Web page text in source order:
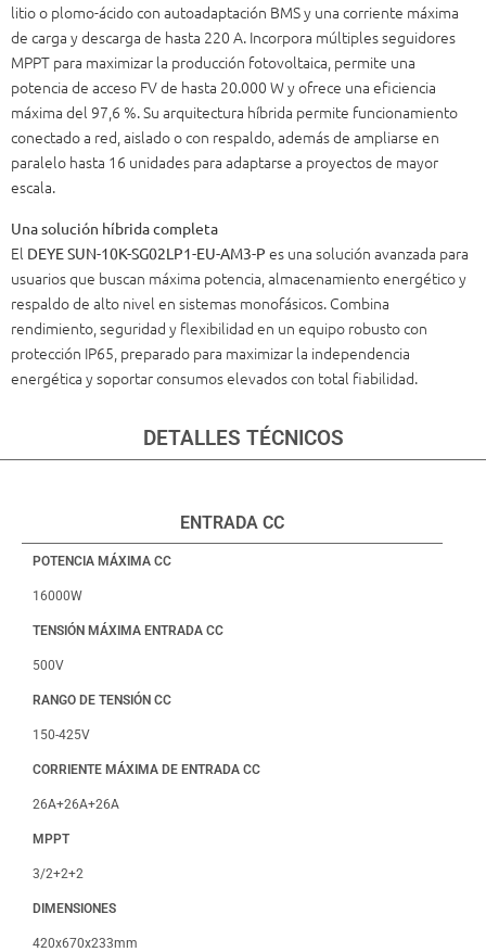
litio o plomo-ácido con autoadaptación BMS y una corriente máxima
de carga y descarga de hasta 220 A. Incorpora múltiples seguidores
MPPT para maximizar la producción fotovoltaica, permite una
potencia de acceso FV de hasta 20.000 W y ofrece una eficiencia
máxima del 97,6 %. Su arquitectura híbrida permite funcionamiento
conectado a red, aislado o con respaldo, además de ampliarse en
paralelo hasta 16 unidades para adaptarse a proyectos de mayor
escala.
Una solución híbrida completa
El DEYE SUN-10K-SG02LP1-EU-AM3-P es una solución avanzada para
usuarios que buscan máxima potencia, almacenamiento energético y
respaldo de alto nivel en sistemas monofásicos. Combina
rendimiento, seguridad y flexibilidad en un equipo robusto con
protección IP65, preparado para maximizar la independencia
energética y soportar consumos elevados con total fiabilidad.
DETALLES TÉCNICOS
ENTRADA CC
POTENCIA MÁXIMA CC
16000W
TENSIÓN MÁXIMA ENTRADA CC
500V
RANGO DE TENSIÓN CC
150-425V
CORRIENTE MÁXIMA DE ENTRADA CC
26A+26A+26A
MPPT
3/2+2+2
DIMENSIONES
420x670x233mm